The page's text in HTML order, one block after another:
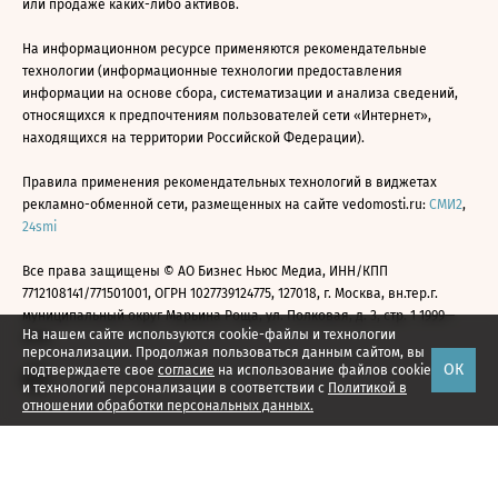
На нашем сайте используются cookie-файлы и технологии
персонализации. Продолжая пользоваться данным сайтом, вы
подтверждаете свое согласие на использование файлов cookie
и технологий персонализации в соответствии с Политикой в
отношении обработки персональных данных.
ОК
или продаже каких-либо активов.
На информационном ресурсе применяются рекомендательные
технологии (информационные технологии предоставления
информации на основе сбора, систематизации и анализа сведений,
относящихся к предпочтениям пользователей сети «Интернет»,
находящихся на территории Российской Федерации).
Правила применения рекомендательных технологий в виджетах
рекламно-обменной сети, размещенных на сайте vedomosti.ru: СМИ2,
24smi
Все права защищены © АО Бизнес Ньюс Медиа, ИНН/КПП
7712108141/771501001, ОГРН 1027739124775, 127018, г. Москва, вн.тер.г.
муниципальный округ Марьина Роща, ул. Полковая, д. 3, стр. 1 1999—
2026